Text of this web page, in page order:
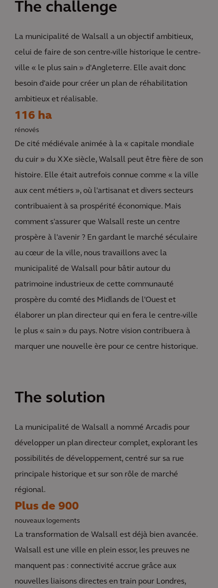
The challenge
La municipalité de Walsall a un objectif ambitieux,
celui de faire de son centre-ville historique le centre-
ville « le plus sain » d'Angleterre. Elle avait donc
besoin d'aide pour créer un plan de réhabilitation
ambitieux et réalisable.
116 ha
rénovés
De cité médiévale animée à la « capitale mondiale
du cuir » du XXe siècle, Walsall peut être fière de son
histoire. Elle était autrefois connue comme « la ville
aux cent métiers », où l'artisanat et divers secteurs
contribuaient à sa prospérité économique. Mais
comment s'assurer que Walsall reste un centre
prospère à l'avenir ? En gardant le marché séculaire
au cœur de la ville, nous travaillons avec la
municipalité de Walsall pour bâtir autour du
patrimoine industrieux de cette communauté
prospère du comté des Midlands de l'Ouest et
élaborer un plan directeur qui en fera le centre-ville
le plus « sain » du pays. Notre vision contribuera à
marquer une nouvelle ère pour ce centre historique.
The solution
La municipalité de Walsall a nommé Arcadis pour
développer un plan directeur complet, explorant les
possibilités de développement, centré sur sa rue
principale historique et sur son rôle de marché
régional.
Plus de 900
nouveaux logements
La transformation de Walsall est déjà bien avancée.
Walsall est une ville en plein essor, les preuves ne
manquent pas : connectivité accrue grâce aux
nouvelles liaisons directes en train pour Londres,